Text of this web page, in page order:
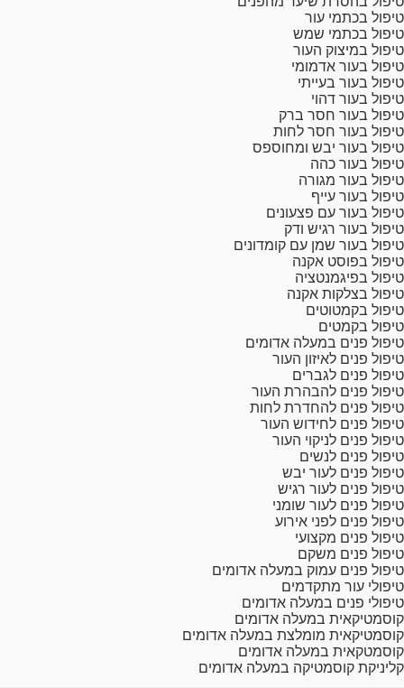
טיפול בכתמי עור
טיפול בכתמי שמש
טיפול במיצוק העור
טיפול בעור אדמומי
טיפול בעור בעייתי
טיפול בעור דהוי
טיפול בעור חסר ברק
טיפול בעור חסר לחות
טיפול בעור יבש ומחוספס
טיפול בעור כהה
טיפול בעור מגורה
טיפול בעור עייף
טיפול בעור עם פצעונים
טיפול בעור רגיש ודק
טיפול בעור שמן עם קומדונים
טיפול בפוסט אקנה
טיפול בפיגמנטציה
טיפול בצלקות אקנה
טיפול בקמטוטים
טיפול בקמטים
טיפול פנים במעלה אדומים
טיפול פנים לאיזון העור
טיפול פנים לגברים
טיפול פנים להבהרת העור
טיפול פנים להחדרת לחות
טיפול פנים לחידוש העור
טיפול פנים לניקוי העור
טיפול פנים לנשים
טיפול פנים לעור יבש
טיפול פנים לעור רגיש
טיפול פנים לעור שומני
טיפול פנים לפני אירוע
טיפול פנים מקצועי
טיפול פנים משקם
טיפול פנים עמוק במעלה אדומים
טיפולי עור מתקדמים
טיפולי פנים במעלה אדומים
קוסמטיקאית במעלה אדומים
קוסמטיקאית מומלצת במעלה אדומים
קוסמטקאית במעלה אדומים
קליניקת קוסמטיקה במעלה אדומים